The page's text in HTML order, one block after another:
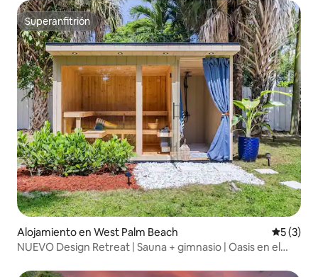
Superanfitrión
Superanfitrión
Alojamiento en West Palm Beach
5 (3)
NUEVO Design Retreat | Sauna + gimnasio | Oasis en el